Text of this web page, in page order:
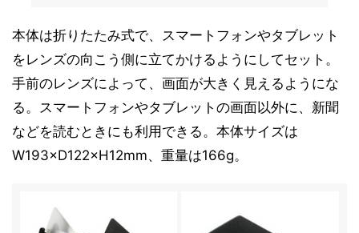
本体は折りたたみ式で、スマートフォンやタブレット
をレンズの向こう側に立てかけるようにしてセット。
手前のレンズによって、画面が大きく見えるようにな
る。スマートフォンやタブレットの画面以外に、新聞
などを読むときにも利用できる。本体サイズは
W193×D122×H12mm、重量は166g。